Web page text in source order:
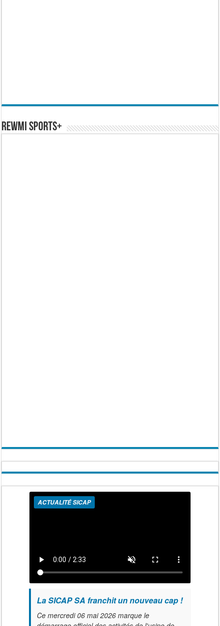
REWMI SPORTS+
ACTUALITÉ SICAP
La SICAP SA franchit un nouveau cap !
Ce mercredi 06 mai 2026 marque le